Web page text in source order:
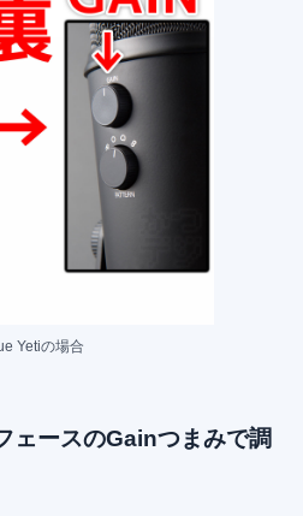
Yetiの場合
ェースのGainつまみで調